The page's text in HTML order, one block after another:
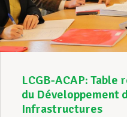
LCGB-ACAP:
du Développement
Infrastructures